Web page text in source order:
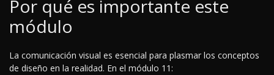
Por qué es importante este
módulo
La comunicación visual es esencial para plasmar los conceptos
de diseño en la realidad. En el módulo 11: